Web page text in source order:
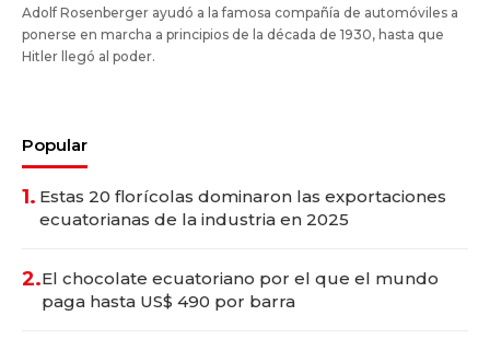
Adolf Rosenberger ayudó a la famosa compañía de automóviles a
ponerse en marcha a principios de la década de 1930, hasta que
Hitler llegó al poder.
Popular
1. Estas 20 florícolas dominaron las exportaciones
ecuatorianas de la industria en 2025
2.El chocolate ecuatoriano por el que el mundo
paga hasta US$ 490 por barra